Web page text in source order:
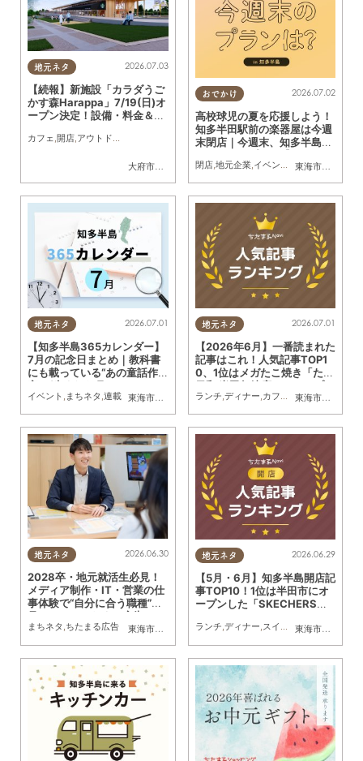
地元ネタ
大府市
,東浦町
2026.07.03
【続報】新施設「カラダうご
かす森Harappa」7/19(日)オ
ープン決定！設備・料金＆公
も登場
カフェ,開店,アウトドア 家族,友人,ペット,トレンド,KURUTOHP
おでかけ
東海市
,大府市
2026.07.02
高校球児の夏を応援しよう！
知多半田駅前の楽器屋は今週
末閉店｜今週末、知多半島で
おすすめのプラン【7/4
(土)・5(日)】
閉店,地元企業,イベント ドライブ
地元ネタ
東海市
,大府市 知多市,東浦町,阿久比町,半田市,常滑市
2026.07.01
【知多半島365カレンダー】
7月の記念日まとめ｜教科書
にも載っている“あの童話作
家”が生まれた月
イベント まちネタ 連載
地元ネタ
東海市
,大府市
2026.07.01
【2026年6月】一番読まれた
記事はこれ！人気記事TOP1
0、1位はメガたこ焼き「たこ
日和 半田亀崎店」のオープン
記事
ランチ ディナー カフェ スイーツ
地元ネタ
東海市
,大府市 知多市,東浦町,阿久比町 ,半田市,常滑市
2026.06.30
2028卒・地元就活生必見！
メディア制作・IT・営業の仕
事体験で“自分に合う職種”が
見つかる／ちたまる広告
まちネタ ちたまる広告
地元ネタ
東海市
,大府市
2026.06.29
【5月・6月】知多半島開店記
事TOP10！1位は半田市にオ
ープンした「SKECHERS
レット店舗！
ランチ,ディナー,スイーツ ,テイクアウト